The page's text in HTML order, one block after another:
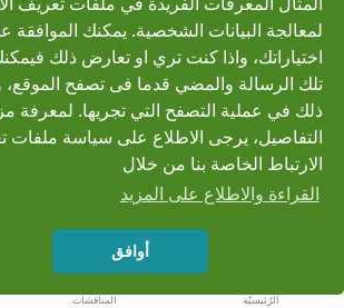
المثال المعرفات الفريدة في ملفات تعريف
لمعالجة البيانات الشخصية. يمكنك الموافقة
اختياراتك، واذا كنت تري او تعارض ذلك
تلك الرسالة والمضي قدما فى تصفح الموقع،
ذلك في عملية التصفح التي تجريها. لمعرفة
التفاصيل، يرجى الاطلاع على سياسة ملفات
الارتباط الخاصة بنا من خلال
القراءة والاطلاع على المزيد
أوافق
30/11/2009م
jazak allah khayran
الرّئيسيّة المناقشات